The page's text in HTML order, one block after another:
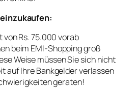
Rs. 75.000 vorab
beim EMI-Shopping groß
Weise müssen Sie sich nicht
auf Ihre Bankgelder verlassen
geraten!